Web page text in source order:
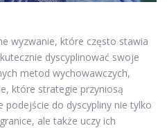
wyzwanie, które często stawia
dyscyplinować swoje
metod wychowawczych,
które strategie przyniosą
podejście do dyscypliny nie tylko
ale także uczy ich